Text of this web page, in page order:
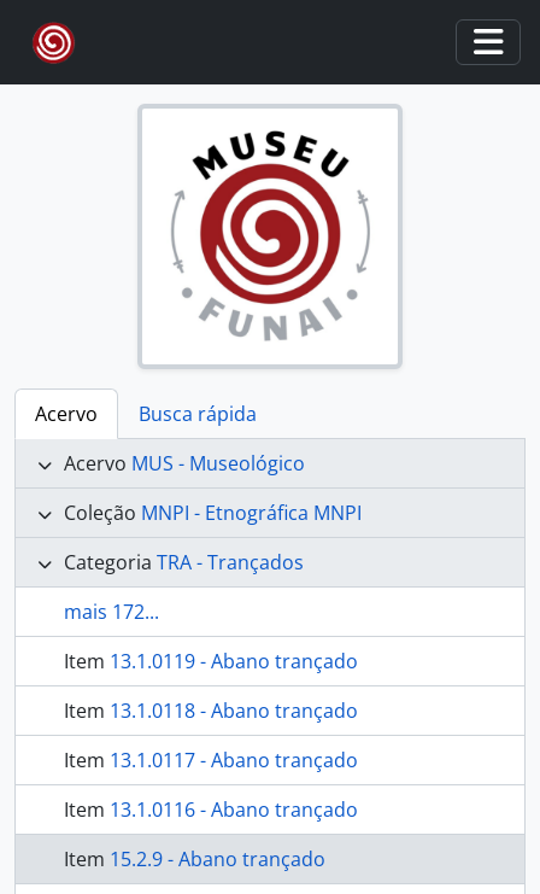
Skip to main content
Acervo
Busca rápida
Acervo MUS - Museológico
Coleção MNPI - Etnográfica MNPI
Categoria TRA - Trançados
mais 172...
Item 13.1.0119 - Abano trançado
Item 13.1.0118 - Abano trançado
Item 13.1.0117 - Abano trançado
Item 13.1.0116 - Abano trançado
Item 15.2.9 - Abano trançado